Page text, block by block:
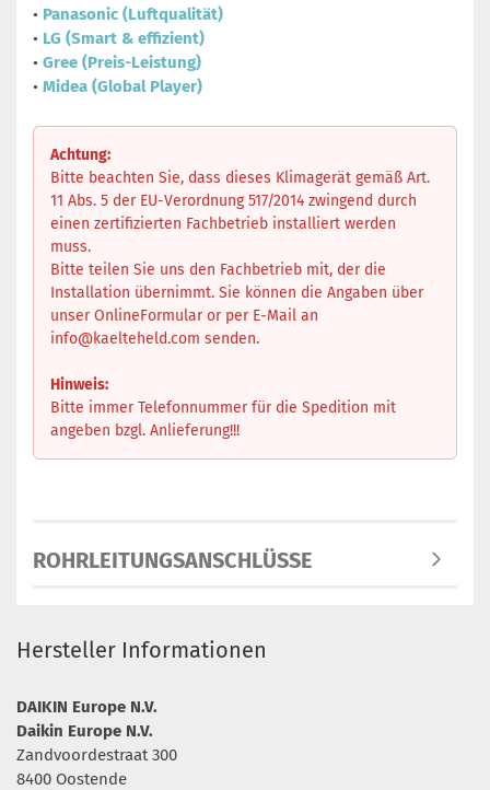
• Panasonic (Luftqualität)
• LG (Smart & effizient)
• Gree (Preis-Leistung)
• Midea (Global Player)
Achtung:
Bitte beachten Sie, dass dieses Klimagerät gemäß Art.
11 Abs. 5 der EU-Verordnung 517/2014 zwingend durch
einen zertifizierten Fachbetrieb installiert werden
muss.
Bitte teilen Sie uns den Fachbetrieb mit, der die
Installation übernimmt. Sie können die Angaben über
unser OnlineFormular or per E-Mail an
info@kaelteheld.com senden.
Hinweis:
Bitte immer Telefonnummer für die Spedition mit
angeben bzgl. Anlieferung!!!
ROHRLEITUNGSANSCHLÜSSE
Hersteller Informationen
DAIKIN Europe N.V.
Daikin Europe N.V.
Zandvoordestraat 300
8400 Oostende